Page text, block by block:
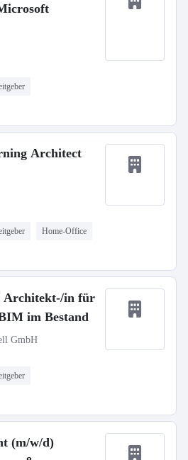
Architect
Home-Office
Architekt-/in für
im Bestand
GmbH
(m/w/d)